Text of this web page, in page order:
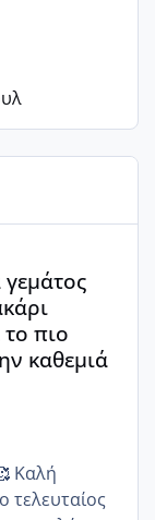
ανεμελιά
πιο
καθεμιά
Καλή
τελευταίος